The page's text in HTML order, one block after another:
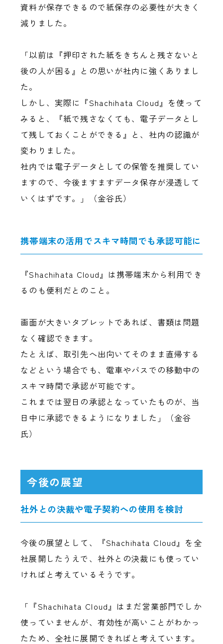
資料が保存できるので紙保存の必要性が大きく
減りました。
「以前は『押印された紙をきちんと残さないと
後の人が困る』との思いが社内に強くありまし
た。
しかし、実際に『Shachihata Cloud』を使って
みると、『紙で残さなくても、電子データとし
て残しておくことができる』と、社内の認識が
変わりました。
社内では電子データとしての保管を推奨してい
ますので、今後ますますデータ保存が浸透して
いくはずです。」（金谷氏）
携帯端末の活用でスキマ時間でも承認可能に
『Shachihata Cloud』は携帯端末から利用でき
るのも便利だとのこと。
画面が大きいタブレットであれば、書類は問題
なく確認できます。
たとえば、取引先へ出向いてそのまま直帰する
などという場合でも、電車やバスでの移動中の
スキマ時間で承認が可能です。
これまでは翌日の承認となっていたものが、当
日中に承認できるようになりました」（金谷
氏）
今後の展望
社外との決裁や電子契約への使用を検討
今後の展望として、『Shachihata Cloud』を全
社展開したうえで、社外との決裁にも使ってい
ければと考えているそうです。
「『Shachihata Cloud』はまだ営業部門でしか
使っていませんが、有効性が高いことがわかっ
たため、全社に展開できればと考えています。